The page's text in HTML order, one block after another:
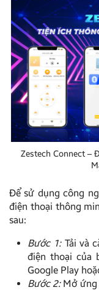
Zestech Connect –
Để sử dụng công
điện thoại thông
sau:
Bước 1:Tải và
điện thoại của
Google Play
Bước 2:Mở ứng